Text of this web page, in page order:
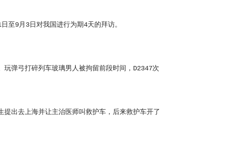
9月3日对我国进行为期4天的拜访。
弹弓打碎列车玻璃男人被拘留前段时间，D2347次
出去上海并让主治医师叫救护车，后来救护车开了